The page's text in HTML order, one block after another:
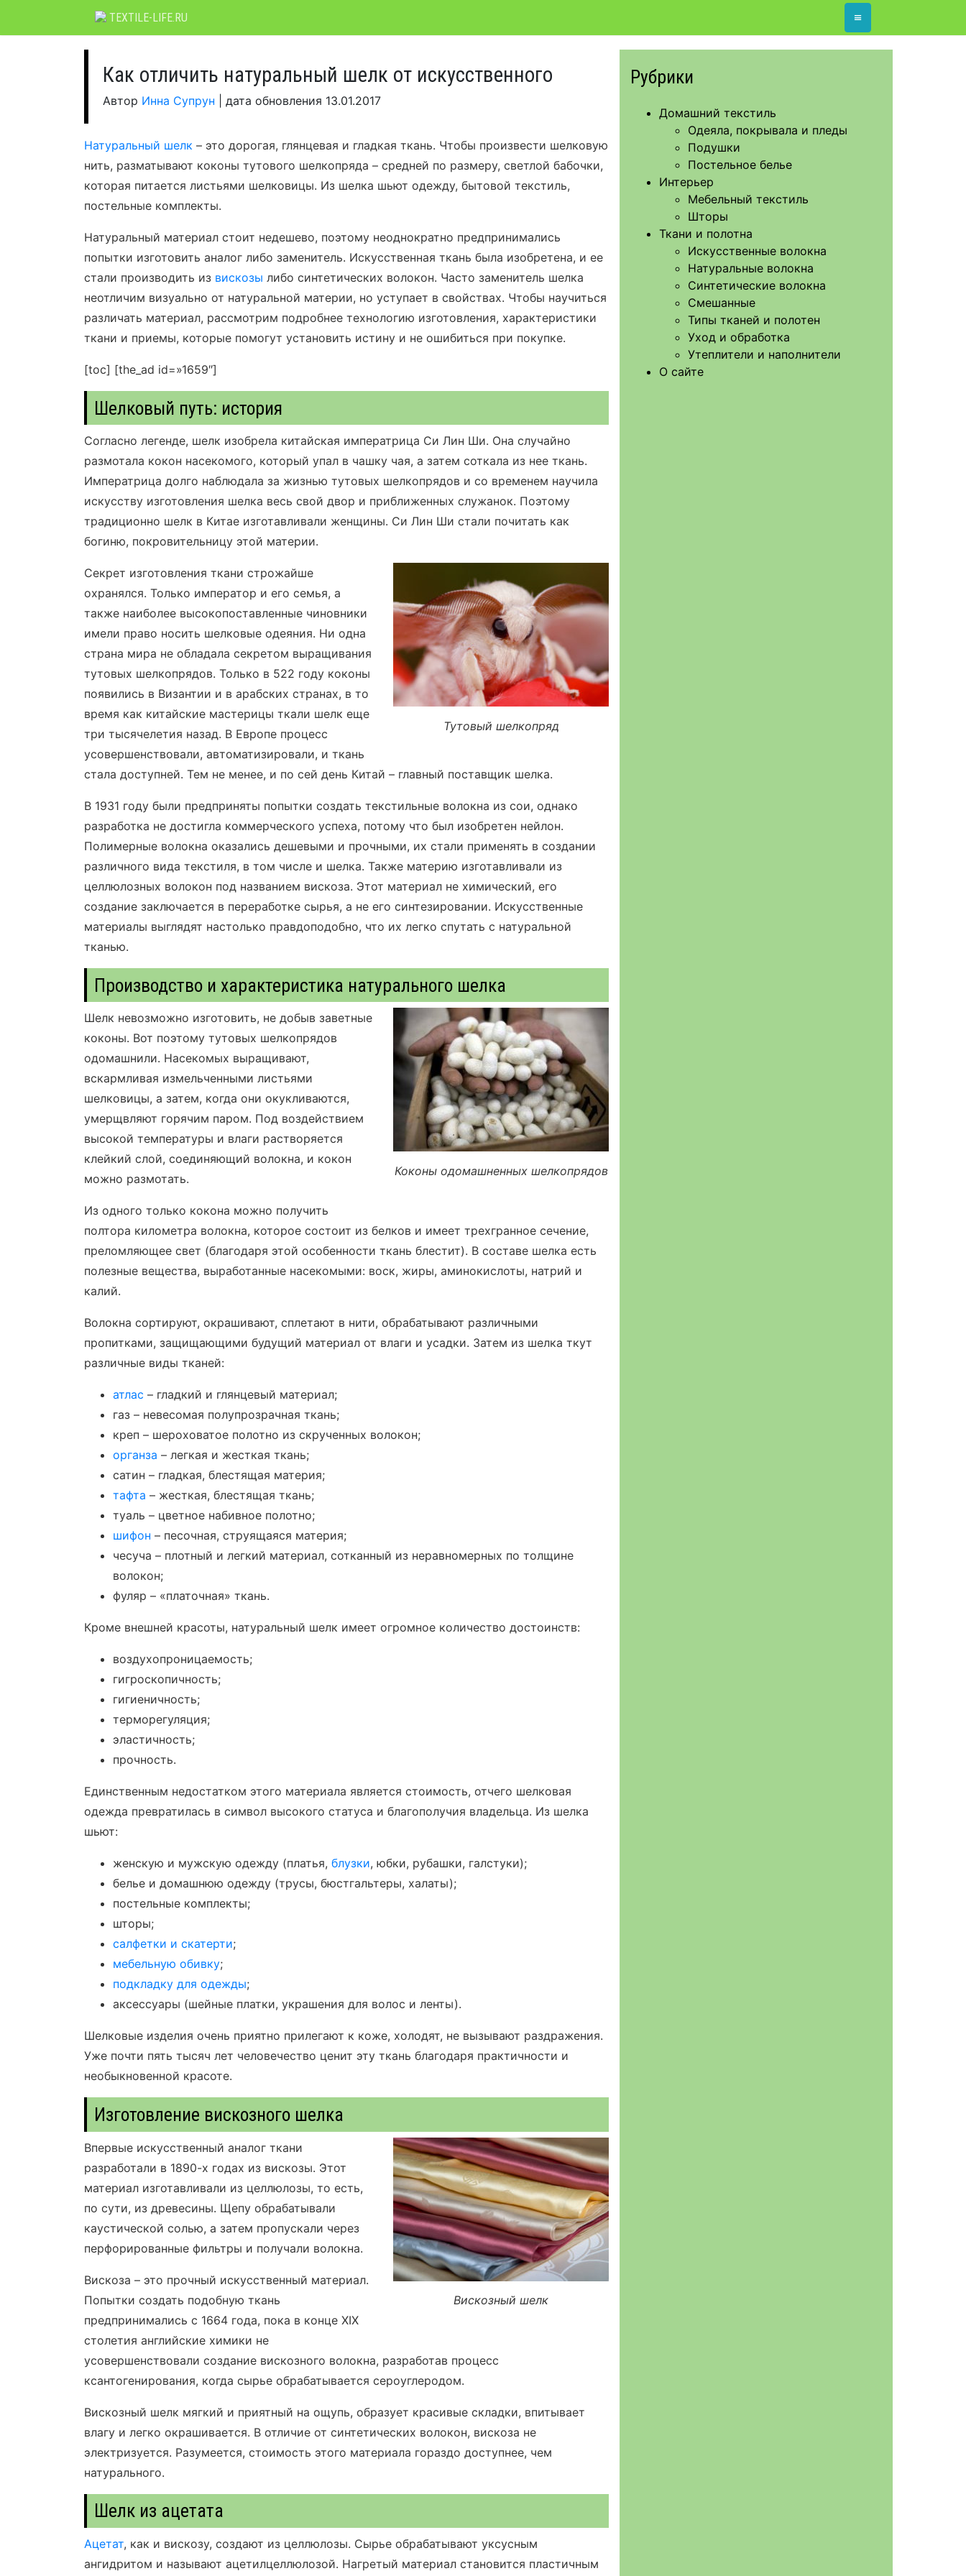
TEXTILE-LIFE.RU ≡
Как отличить натуральный шелк от искусственного
Автор Инна Супрун дата обновления 13.01.2017
Натуральный шелк – это дорогая, глянцевая и гладкая ткань. Чтобы произвести шелковую
нить, разматывают коконы тутового шелкопряда – средней по размеру, светлой бабочки,
которая питается листьями шелковицы. Из шелка шьют одежду, бытовой текстиль,
постельные комплекты.
Натуральный материал стоит недешево, поэтому неоднократно предпринимались
попытки изготовить аналог либо заменитель. Искусственная ткань была изобретена, и ее
стали производить из вискозы либо синтетических волокон. Часто заменитель шелка
неотличим визуально от натуральной материи, но уступает в свойствах. Чтобы научиться
различать материал, рассмотрим подробнее технологию изготовления, характеристики
ткани и приемы, которые помогут установить истину и не ошибиться при покупке.
[toc] [the_ad id=»1659″]
Шелковый путь: история
Согласно легенде, шелк изобрела китайская императрица Си Лин Ши. Она случайно
размотала кокон насекомого, который упал в чашку чая, а затем соткала из нее ткань.
Императрица долго наблюдала за жизнью тутовых шелкопрядов и со временем научила
искусству изготовления шелка весь свой двор и приближенных служанок. Поэтому
традиционно шелк в Китае изготавливали женщины. Си Лин Ши стали почитать как
богиню, покровительницу этой материи.
Тутовый шелкопряд
Секрет изготовления ткани строжайше
охранялся. Только император и его семья, а
также наиболее высокопоставленные чиновники
имели право носить шелковые одеяния. Ни одна
страна мира не обладала секретом выращивания
тутовых шелкопрядов. Только в 522 году коконы
появились в Византии и в арабских странах, в то
время как китайские мастерицы ткали шелк еще
три тысячелетия назад. В Европе процесс
усовершенствовали, автоматизировали, и ткань
стала доступней. Тем не менее, и по сей день Китай – главный поставщик шелка.
В 1931 году были предприняты попытки создать текстильные волокна из сои, однако
разработка не достигла коммерческого успеха, потому что был изобретен нейлон.
Полимерные волокна оказались дешевыми и прочными, их стали применять в создании
различного вида текстиля, в том числе и шелка. Также материю изготавливали из
целлюлозных волокон под названием вискоза. Этот материал не химический, его
создание заключается в переработке сырья, а не его синтезировании. Искусственные
материалы выглядят настолько правдоподобно, что их легко спутать с натуральной
тканью.
Производство и характеристика натурального шелка
Коконы одомашненных шелкопрядов
Шелк невозможно изготовить, не добыв заветные
коконы. Вот поэтому тутовых шелкопрядов
одомашнили. Насекомых выращивают,
вскармливая измельченными листьями
шелковицы, а затем, когда они окукливаются,
умерщвляют горячим паром. Под воздействием
высокой температуры и влаги растворяется
клейкий слой, соединяющий волокна, и кокон
можно размотать.
Из одного только кокона можно получить
полтора километра волокна, которое состоит из белков и имеет трехгранное сечение,
преломляющее свет (благодаря этой особенности ткань блестит). В составе шелка есть
полезные вещества, выработанные насекомыми: воск, жиры, аминокислоты, натрий и
калий.
Волокна сортируют, окрашивают, сплетают в нити, обрабатывают различными
пропитками, защищающими будущий материал от влаги и усадки. Затем из шелка ткут
различные виды тканей:
атлас – гладкий и глянцевый материал;
газ – невесомая полупрозрачная ткань;
креп – шероховатое полотно из скрученных волокон;
органза – легкая и жесткая ткань;
сатин – гладкая, блестящая материя;
тафта – жесткая, блестящая ткань;
туаль – цветное набивное полотно;
шифон – песочная, струящаяся материя;
чесуча – плотный и легкий материал, сотканный из неравномерных по толщине
волокон;
фуляр – «платочная» ткань.
Кроме внешней красоты, натуральный шелк имеет огромное количество достоинств:
воздухопроницаемость;
гигроскопичность;
гигиеничность;
терморегуляция;
эластичность;
прочность.
Единственным недостатком этого материала является стоимость, отчего шелковая
одежда превратилась в символ высокого статуса и благополучия владельца. Из шелка
шьют:
женскую и мужскую одежду (платья, блузки, юбки, рубашки, галстуки);
белье и домашнюю одежду (трусы, бюстгальтеры, халаты);
постельные комплекты;
шторы;
салфетки и скатерти;
мебельную обивку;
подкладку для одежды;
аксессуары (шейные платки, украшения для волос и ленты).
Шелковые изделия очень приятно прилегают к коже, холодят, не вызывают раздражения.
Уже почти пять тысяч лет человечество ценит эту ткань благодаря практичности и
необыкновенной красоте.
Изготовление вискозного шелка
Вискозный шелк
Впервые искусственный аналог ткани
разработали в 1890-х годах из вискозы. Этот
материал изготавливали из целлюлозы, то есть,
по сути, из древесины. Щепу обрабатывали
каустической солью, а затем пропускали через
перфорированные фильтры и получали волокна.
Вискоза – это прочный искусственный материал.
Попытки создать подобную ткань
предпринимались с 1664 года, пока в конце XIX
столетия английские химики не
усовершенствовали создание вискозного волокна, разработав процесс
ксантогенирования, когда сырье обрабатывается сероуглеродом.
Вискозный шелк мягкий и приятный на ощупь, образует красивые складки, впитывает
влагу и легко окрашивается. В отличие от синтетических волокон, вискоза не
электризуется. Разумеется, стоимость этого материала гораздо доступнее, чем
натурального.
Шелк из ацетата
Ацетат, как и вискозу, создают из целлюлозы. Сырье обрабатывают уксусным
ангидритом и называют ацетилцеллюлозой. Нагретый материал становится пластичным
Рубрики
Домашний текстиль
Одеяла, покрывала и пледы
Подушки
Постельное белье
Интерьер
Мебельный текстиль
Шторы
Ткани и полотна
Искусственные волокна
Натуральные волокна
Синтетические волокна
Смешанные
Типы тканей и полотен
Уход и обработка
Утеплители и наполнители
О сайте